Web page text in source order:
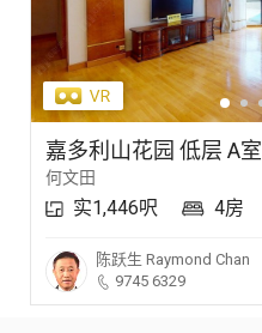
嘉多利山花园 低层 A室
何文田
实1,446呎 4房
陈跃生 Raymond Chan
9745 6329